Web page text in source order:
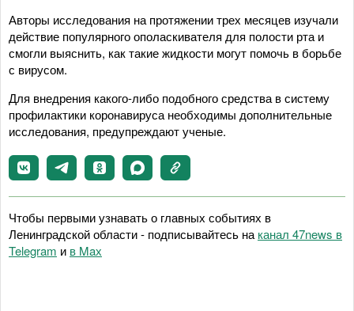
Авторы исследования на протяжении трех месяцев изучали
действие популярного ополаскивателя для полости рта и
смогли выяснить, как такие жидкости могут помочь в борьбе
с вирусом.
Для внедрения какого-либо подобного средства в систему
профилактики коронавируса необходимы дополнительные
исследования, предупреждают ученые.
Чтобы первыми узнавать о главных событиях в
Ленинградской области - подписывайтесь на канал 47news в
Telegram и в Maх